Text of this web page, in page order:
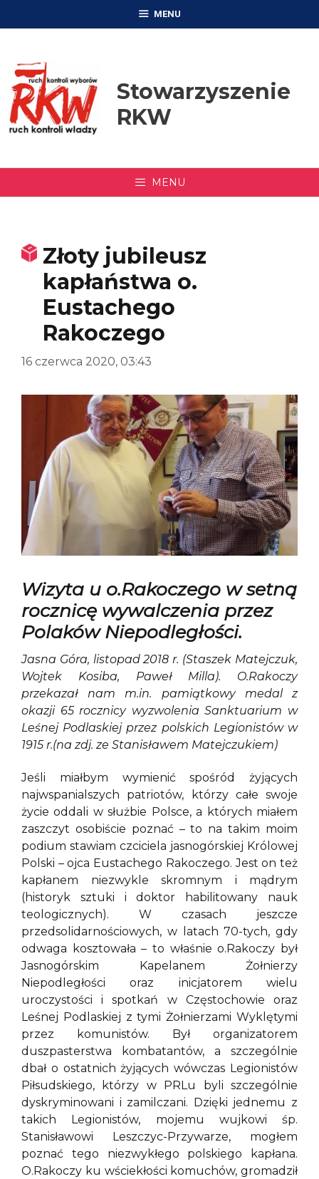
MENU
Stowarzyszenie
RKW
MENU
Złoty jubileusz
kapłaństwa o.
Eustachego
Rakoczego
16 czerwca 2020, 03:43
Wizyta u o.Rakoczego w setną
rocznicę wywalczenia przez
Polaków Niepodległości.
Jasna Góra, listopad 2018 r. (Staszek Matejczuk,
Wojtek Kosiba, Paweł Milla). O.Rakoczy
przekazał nam m.in. pamiątkowy medal z
okazji 65 rocznicy wyzwolenia Sanktuarium w
Leśnej Podlaskiej przez polskich Legionistów w
1915 r.(na zdj. ze Stanisławem Matejczukiem)
Jeśli miałbym wymienić spośród żyjących
najwspanialszych patriotów, którzy całe swoje
życie oddali w służbie Polsce, a których miałem
zaszczyt osobiście poznać – to na takim moim
podium stawiam czciciela jasnogórskiej Królowej
Polski – ojca Eustachego Rakoczego. Jest on też
kapłanem niezwykle skromnym i mądrym
(historyk sztuki i doktor habilitowany nauk
teologicznych). W czasach jeszcze
przedsolidarnościowych, w latach 70-tych, gdy
odwaga kosztowała – to właśnie o.Rakoczy był
Jasnogórskim Kapelanem Żołnierzy
Niepodległości oraz inicjatorem wielu
uroczystości i spotkań w Częstochowie oraz
Leśnej Podlaskiej z tymi Żołnierzami Wyklętymi
przez komunistów. Był organizatorem
duszpasterstwa kombatantów, a szczególnie
dbał o ostatnich żyjących wówczas Legionistów
Piłsudskiego, którzy w PRLu byli szczególnie
dyskryminowani i zamilczani. Dzięki jednemu z
takich Legionistów, mojemu wujkowi śp.
Stanisławowi Leszczyc-Przywarze, mogłem
poznać tego niezwykłego polskiego kapłana.
O.Rakoczy ku wściekłości komuchów, gromadził